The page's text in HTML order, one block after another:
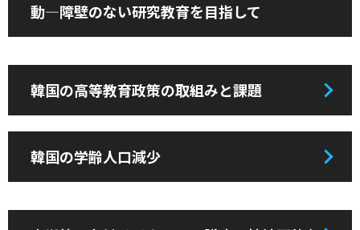
動―障壁のない研究教育を目指して
韓国の高等教育政策の取組みと課題
韓国の学齢人口減少